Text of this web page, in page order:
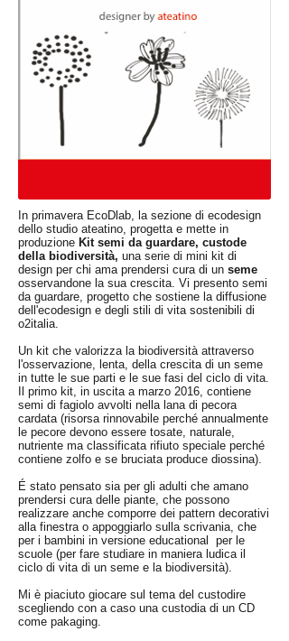
In primavera EcoDlab, la sezione di ecodesign
dello studio ateatino, progetta e mette in
produzione Kit semi da guardare, custode
della biodiversità, una serie di mini kit di
design per chi ama prendersi cura di un seme
osservandone la sua crescita. Vi presento semi
da guardare, progetto che sostiene la diffusione
dell'ecodesign e degli stili di vita sostenibili di
o2italia.
Un kit che valorizza la biodiversità attraverso
l'osservazione, lenta, della crescita di un seme
in tutte le sue parti e le sue fasi del ciclo di vita.
Il primo kit, in uscita a marzo 2016, contiene
semi di fagiolo avvolti nella lana di pecora
cardata (risorsa rinnovabile perché annualmente
le pecore devono essere tosate, naturale,
nutriente ma classificata rifiuto speciale perché
contiene zolfo e se bruciata produce diossina).
É stato pensato sia per gli adulti che amano
prendersi cura delle piante, che possono
realizzare anche comporre dei pattern decorativi
alla finestra o appoggiarlo sulla scrivania, che
per i bambini in versione educational per le
scuole (per fare studiare in maniera ludica il
ciclo di vita di un seme e la biodiversità).
Mi è piaciuto giocare sul tema del custodire
scegliendo con a caso una custodia di un CD
come pakaging.